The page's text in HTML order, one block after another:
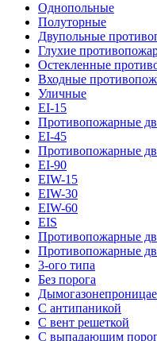
Однопольные
Полуторные
Двупольные
Глухие
Остекленные
Входные
Уличные
EI-15
Противопожарные
EI-45
Противопожарные
EI-90
EIW-15
EIW-30
EIW-60
EIS
Противопожарные
Противопожарные
3-ого типа
Без порога
С антипаникой
С вент решеткой
С выпадающим